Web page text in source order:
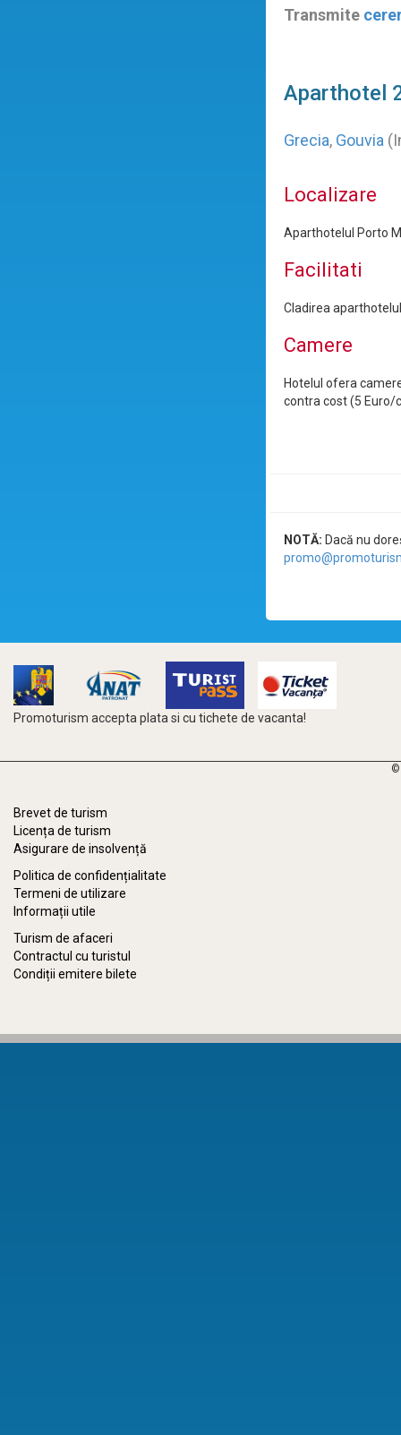
Transmite
Aparthotel
Grecia, Gouvia
Localizare
Aparthotelul Porto
Facilitati
Cladirea
Camere
Hotelul ofera
contra cost (5 Euro/
NOTĂ: Dacă nu
Promoturism accepta plata si cu tichete de vacanta!
©
Brevet de turism
Licența de turism
Asigurare de insolvență
Politica de confidențialitate
Termeni de utilizare
Informații utile
Turism de afaceri
Contractul cu turistul
Condiții emitere bilete